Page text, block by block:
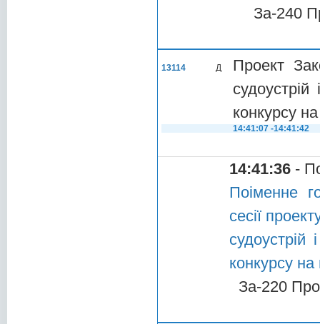
За-240
13114 Д
Проект
конкурсу
14:41:07 -14:41:42
14:41:36 -
Поіменне
сесії
конкурсу
За-220